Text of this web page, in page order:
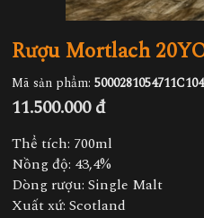
Rượu Mortlach
Mã sản phẩm:
11.500.000 đ
Thể tích: 700ml
Nồng độ: 43,4%
Dòng rượu: Single Malt
Xuất xứ: Scotland